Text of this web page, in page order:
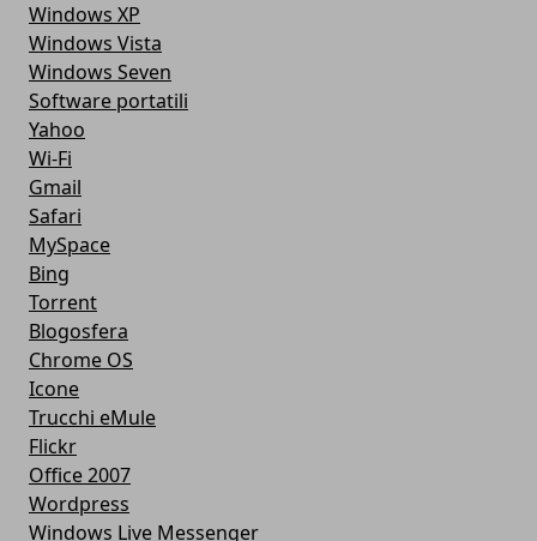
Windows XP
Windows Vista
Windows Seven
Software portatili
Yahoo
Wi-Fi
Gmail
Safari
MySpace
Bing
Torrent
Blogosfera
Chrome OS
Icone
Trucchi eMule
Flickr
Office 2007
Wordpress
Windows Live Messenger